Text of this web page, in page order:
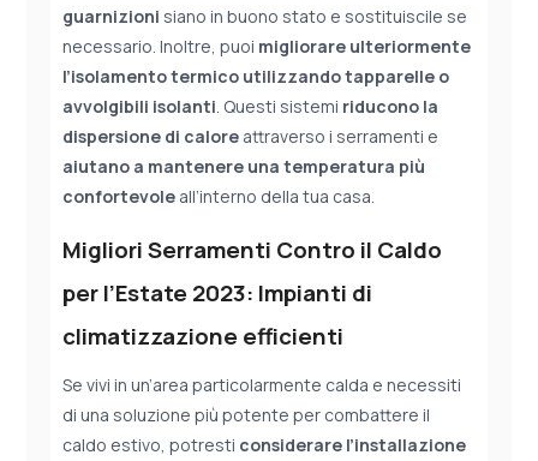
guarnizioni siano in buono stato e sostituiscile se
necessario. Inoltre, puoi migliorare ulteriormente
l’isolamento termico utilizzando tapparelle o
avvolgibili isolanti. Questi sistemi riducono la
dispersione di calore attraverso i serramenti e
aiutano a mantenere una temperatura più
confortevole all’interno della tua casa.
Migliori Serramenti Contro il Caldo
per l’Estate 2023: Impianti di
climatizzazione efficienti
Se vivi in un’area particolarmente calda e necessiti
di una soluzione più potente per combattere il
caldo estivo, potresti considerare l’installazione